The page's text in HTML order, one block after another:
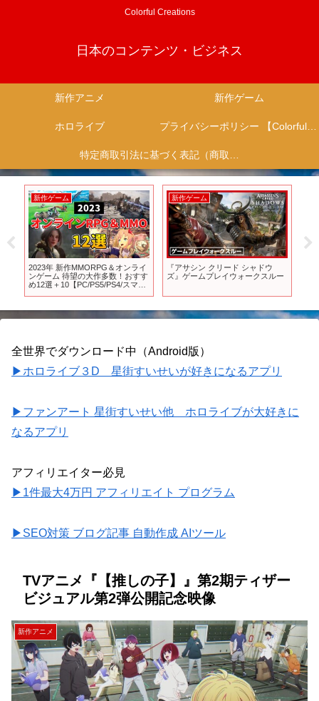
Colorful Creations
日本のコンテンツ・ビジネス
新作アニメ 新作ゲーム
ホロライブ プライバシーポリシー 【Colorful Creation】
特定商取引法に基づく表記（商取引に関する開示）
新作ゲーム
2023年 新作MMORPG＆オンライ
ンゲーム 待望の大作多数！おすす
め12選＋10【PC/PS5/PS4/スマ
新作ゲーム
『アサシン クリード シャドウ
ズ』ゲームプレイウォークスルー
全世界でダウンロード中（Android版）
▶ホロライブ３D 星街すいせいが好きになるアプリ
▶ファンアート 星街すいせい他 ホロライブが大好きに
なるアプリ
アフィリエイター必見
▶1件最大4万円 アフィリエイト プログラム
▶SEO対策 ブログ記事 自動作成 AIツール
TVアニメ『【推しの子】』第2期ティザー
ビジュアル第2弾公開記念映像
新作アニメ